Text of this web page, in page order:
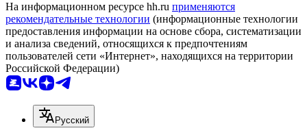
На информационном ресурсе hh.ru применяются
рекомендательные технологии (информационные технологии
предоставления информации на основе сбора, систематизации
и анализа сведений, относящихся к предпочтениям
пользователей сети «Интернет», находящихся на территории
Российской Федерации)
Русский